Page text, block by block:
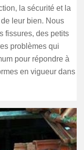
la sécurité et la
leur bien. Nous
fissures, des petits
problèmes qui
pour répondre à
en vigueur dans